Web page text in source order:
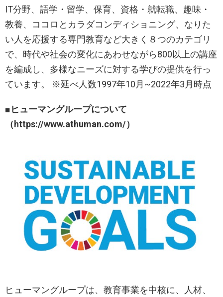
IT分野、語学・留学、保育、資格・就転職、趣味・
教養、ココロとカラダコンディショニング、なりた
い人を応援する専門教育など大きく８つのカテゴリ
で、時代や社会の変化にあわせながら800以上の講座
を編成し、多様なニーズに対する学びの提供を行っ
ています。 ※延べ人数1997年10月~2022年3月時点
■ヒューマングループについて
（https://www.athuman.com/）
ヒューマングループは、教育事業を中核に、人材、